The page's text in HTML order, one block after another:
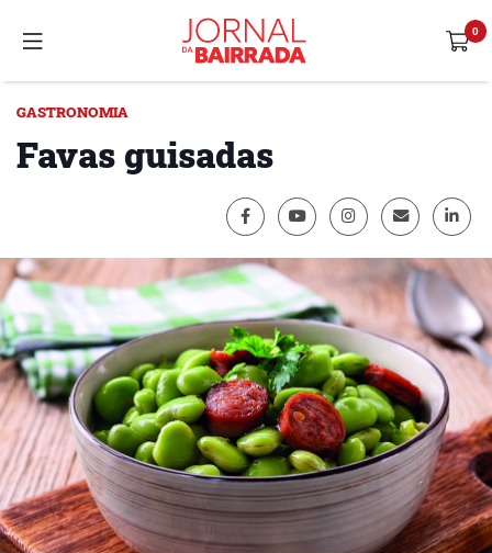
GASTRONOMIA
Favas guisadas